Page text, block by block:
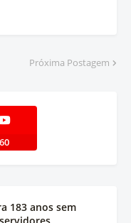
Próxima Postagem
60
183 anos sem